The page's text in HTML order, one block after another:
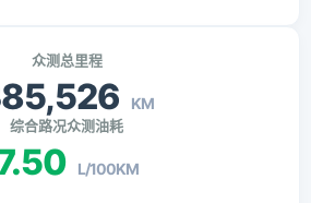
众测总里程
KM
综合路况众测油耗
L/100KM